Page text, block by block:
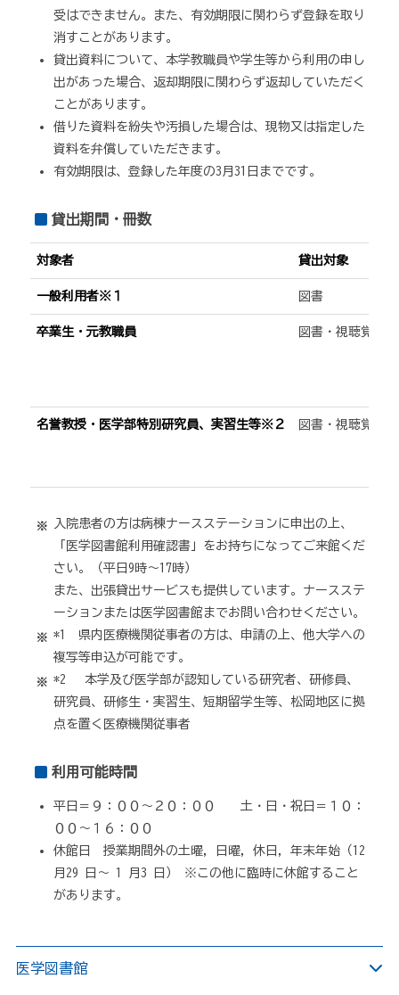
受はできません。また、有効期限に関わらず登録を取り
消すことがあります。
貸出資料について、本学教職員や学生等から利用の申し
出があった場合、返却期限に関わらず返却していただく
ことがあります。
借りた資料を紛失や汚損した場合は、現物又は指定した
資料を弁償していただきます。
有効期限は、登録した年度の3月31日までです。
貸出期間・冊数
対象者 貸出対象
一般利用者※１ 図書
卒業生・元教職員 図書・視聴覚資
名誉教授・医学部特別研究員、実習生等※２ 図書・視聴覚資
入院患者の方は病棟ナースステーションに申出の上、
「医学図書館利用確認書」をお持ちになってご来館くだ
さい。（平日9時～17時）
また、出張貸出サービスも提供しています。ナースステ
ーションまたは医学図書館までお問い合わせください。
*1 県内医療機関従事者の方は、申請の上、他大学への
複写等申込が可能です。
*2 本学及び医学部が認知している研究者、研修員、
研究員、研修生・実習生、短期留学生等、松岡地区に拠
点を置く医療機関従事者
利用可能時間
平日＝９：００～２０：００ 土・日・祝日＝１０：
００～１６：００
休館日 授業期間外の土曜，日曜，休日，年末年始（12
月29 日～ 1 月3 日） ※この他に臨時に休館すること
があります。
医学図書館